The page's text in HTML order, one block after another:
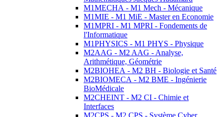
M1MECHA - M1 Mech - Mécanique
M1MIE - M1 MiE - Master en Economie
M1MPRI - M1 MPRI - Fondements de
l'Informatique
M1PHYSICS - M1 PHYS - Physique
M2AAG - M2 AAG - Analyse,
Arithmétique, Géométrie
M2BIOHEA - M2 BH - Biologie et Santé
M2BIOMECA - M2 BME - Ingénierie
BioMédicale
M2CHEINT - M2 CI - Chimie et
Interfaces
M2CPS - M2 CPS - Système Cyber